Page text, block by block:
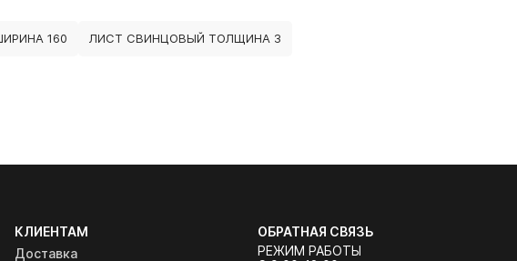
160 ЛИСТ СВИНЦОВЫЙ ТОЛЩИНА 3
КЛИЕНТАМ
Доставка
ОБРАТНАЯ СВЯЗЬ
РЕЖИМ РАБОТЫ